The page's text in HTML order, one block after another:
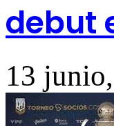
debut
13